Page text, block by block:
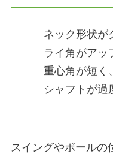
ネック形状が
ライ角がアッ
重心角が短く
シャフトが過
スイングやボールの